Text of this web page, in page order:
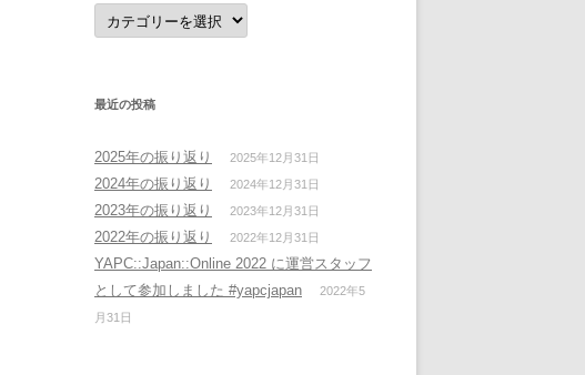
カ
テ
ゴ
最近の投稿
2025年の振り返り 2025年12月31日
2024年の振り返り 2024年12月31日
2023年の振り返り 2023年12月31日
2022年の振り返り 2022年12月31日
YAPC::Japan::Online 2022 に運営スタッフ
として参加しました #yapcjapan
2022年5
月31日